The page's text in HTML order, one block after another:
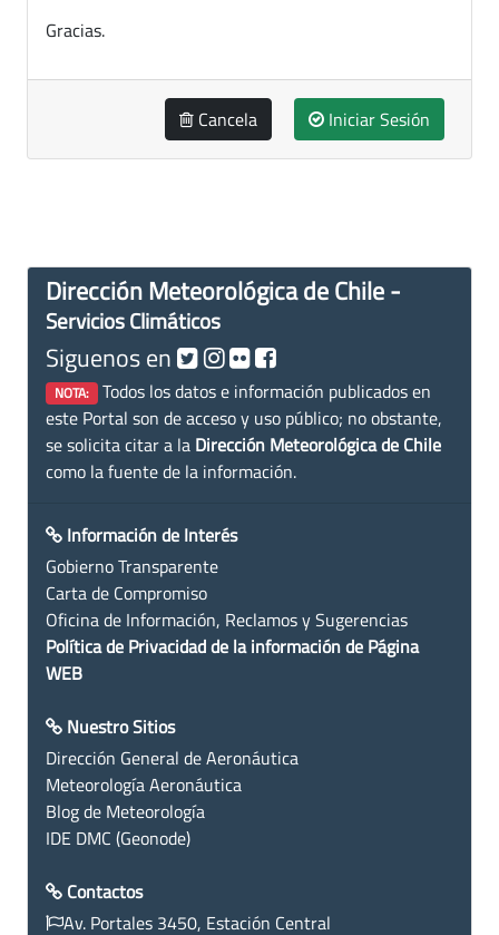
Gracias.
Cancela Iniciar Sesión
Dirección Meteorológica de Chile -
Servicios Climáticos
Siguenos en
NOTA: Todos los datos e información publicados en
este Portal son de acceso y uso público; no obstante,
se solicita citar a la Dirección Meteorológica de Chile
como la fuente de la información.
Información de Interés
Gobierno Transparente
Carta de Compromiso
Oficina de Información, Reclamos y Sugerencias
Política de Privacidad de la información de Página
WEB
Nuestro Sitios
Dirección General de Aeronáutica
Meteorología Aeronáutica
Blog de Meteorología
IDE DMC (Geonode)
Contactos
Av. Portales 3450, Estación Central